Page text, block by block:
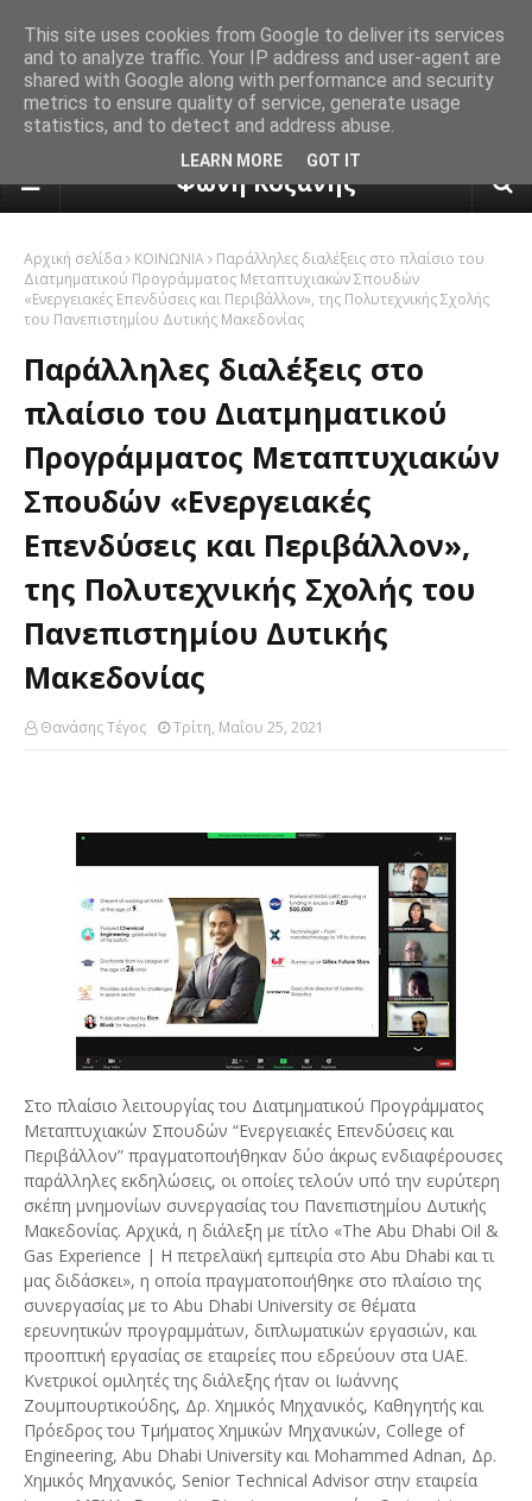
πρόγνωση καιρού από το
Φωνή Κοζάνης
Αρχική σελίδα ΚΟΙΝΩΝΙΑ
Παράλληλες διαλέξεις στο πλαίσιο του
Διατμηματικού Προγράμματος Μεταπτυχιακών Σπουδών
«Ενεργειακές Επενδύσεις και Περιβάλλον», της Πολυτεχνικής Σχολής
του Πανεπιστημίου Δυτικής Μακεδονίας
Παράλληλες διαλέξεις στο
πλαίσιο του Διατμηματικού
Προγράμματος Μεταπτυχιακών
Σπουδών «Ενεργειακές
Επενδύσεις και Περιβάλλον»,
της Πολυτεχνικής Σχολής του
Πανεπιστημίου Δυτικής
Μακεδονίας
Θανάσης Τέγος Τρίτη, Μαΐου 25, 2021
Στο πλαίσιο λειτουργίας του Διατμηματικού Προγράμματος
Μεταπτυχιακών Σπουδών “Ενεργειακές Επενδύσεις και
Περιβάλλον” πραγματοποιήθηκαν δύο άκρως ενδιαφέρουσες
παράλληλες εκδηλώσεις, οι οποίες τελούν υπό την ευρύτερη
σκέπη μνημονίων συνεργασίας του Πανεπιστημίου Δυτικής
Μακεδονίας. Αρχικά, η διάλεξη με τίτλο «The Abu Dhabi Oil &
Gas Experience | Η πετρελαϊκή εμπειρία στο Abu Dhabi και τι
μας διδάσκει», η οποία πραγματοποιήθηκε στο πλαίσιο της
συνεργασίας με το Abu Dhabi University σε θέματα
ερευνητικών προγραμμάτων, διπλωματικών εργασιών, και
προοπτική εργασίας σε εταιρείες που εδρεύουν στα UAE.
Κνετρικοί ομιλητές της διάλεξης ήταν οι Ιωάννης
Ζουμπουρτικούδης, Δρ. Χημικός Μηχανικός, Καθηγητής και
Πρόεδρος του Τμήματος Χημικών Μηχανικών, College of
Engineering, Abu Dhabi University και Mohammed Adnan, Δρ.
Χημικός Μηχανικός, Senior Technical Advisor στην εταιρεία
This site uses cookies from Google to deliver its services
and to analyze traffic. Your IP address and user-agent are
shared with Google along with performance and security
metrics to ensure quality of service, generate usage
statistics, and to detect and address abuse.
LEARN MORE GOT IT